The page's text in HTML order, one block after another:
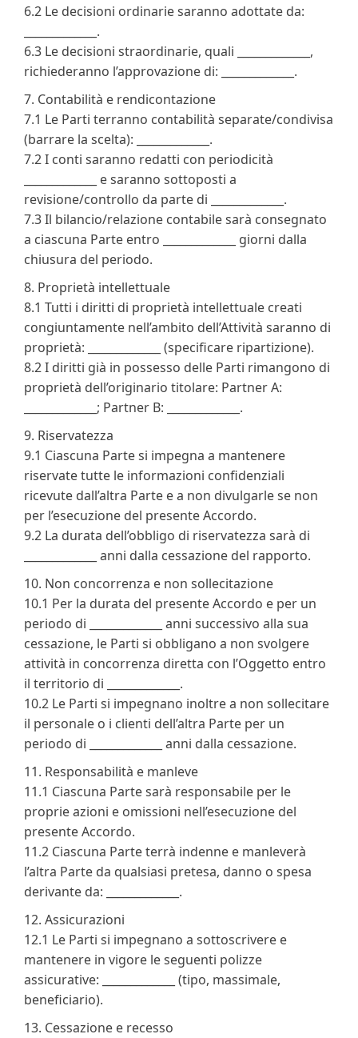
6.2 Le decisioni ordinarie saranno adottate da:
_____________.
6.3 Le decisioni straordinarie, quali _____________,
richiederanno l’approvazione di: _____________.
7. Contabilità e rendicontazione
7.1 Le Parti terranno contabilità separate/condivisa
(barrare la scelta): _____________.
7.2 I conti saranno redatti con periodicità
_____________ e saranno sottoposti a
revisione/controllo da parte di _____________.
7.3 Il bilancio/relazione contabile sarà consegnato
a ciascuna Parte entro _____________ giorni dalla
chiusura del periodo.
8. Proprietà intellettuale
8.1 Tutti i diritti di proprietà intellettuale creati
congiuntamente nell’ambito dell’Attività saranno di
proprietà: _____________ (specificare ripartizione).
8.2 I diritti già in possesso delle Parti rimangono di
proprietà dell’originario titolare: Partner A:
_____________; Partner B: _____________.
9. Riservatezza
9.1 Ciascuna Parte si impegna a mantenere
riservate tutte le informazioni confidenziali
ricevute dall’altra Parte e a non divulgarle se non
per l’esecuzione del presente Accordo.
9.2 La durata dell’obbligo di riservatezza sarà di
_____________ anni dalla cessazione del rapporto.
10. Non concorrenza e non sollecitazione
10.1 Per la durata del presente Accordo e per un
periodo di _____________ anni successivo alla sua
cessazione, le Parti si obbligano a non svolgere
attività in concorrenza diretta con l’Oggetto entro
il territorio di _____________.
10.2 Le Parti si impegnano inoltre a non sollecitare
il personale o i clienti dell’altra Parte per un
periodo di _____________ anni dalla cessazione.
11. Responsabilità e manleve
11.1 Ciascuna Parte sarà responsabile per le
proprie azioni e omissioni nell’esecuzione del
presente Accordo.
11.2 Ciascuna Parte terrà indenne e manleverà
l’altra Parte da qualsiasi pretesa, danno o spesa
derivante da: _____________.
12. Assicurazioni
12.1 Le Parti si impegnano a sottoscrivere e
mantenere in vigore le seguenti polizze
assicurative: _____________ (tipo, massimale,
beneficiario).
13. Cessazione e recesso